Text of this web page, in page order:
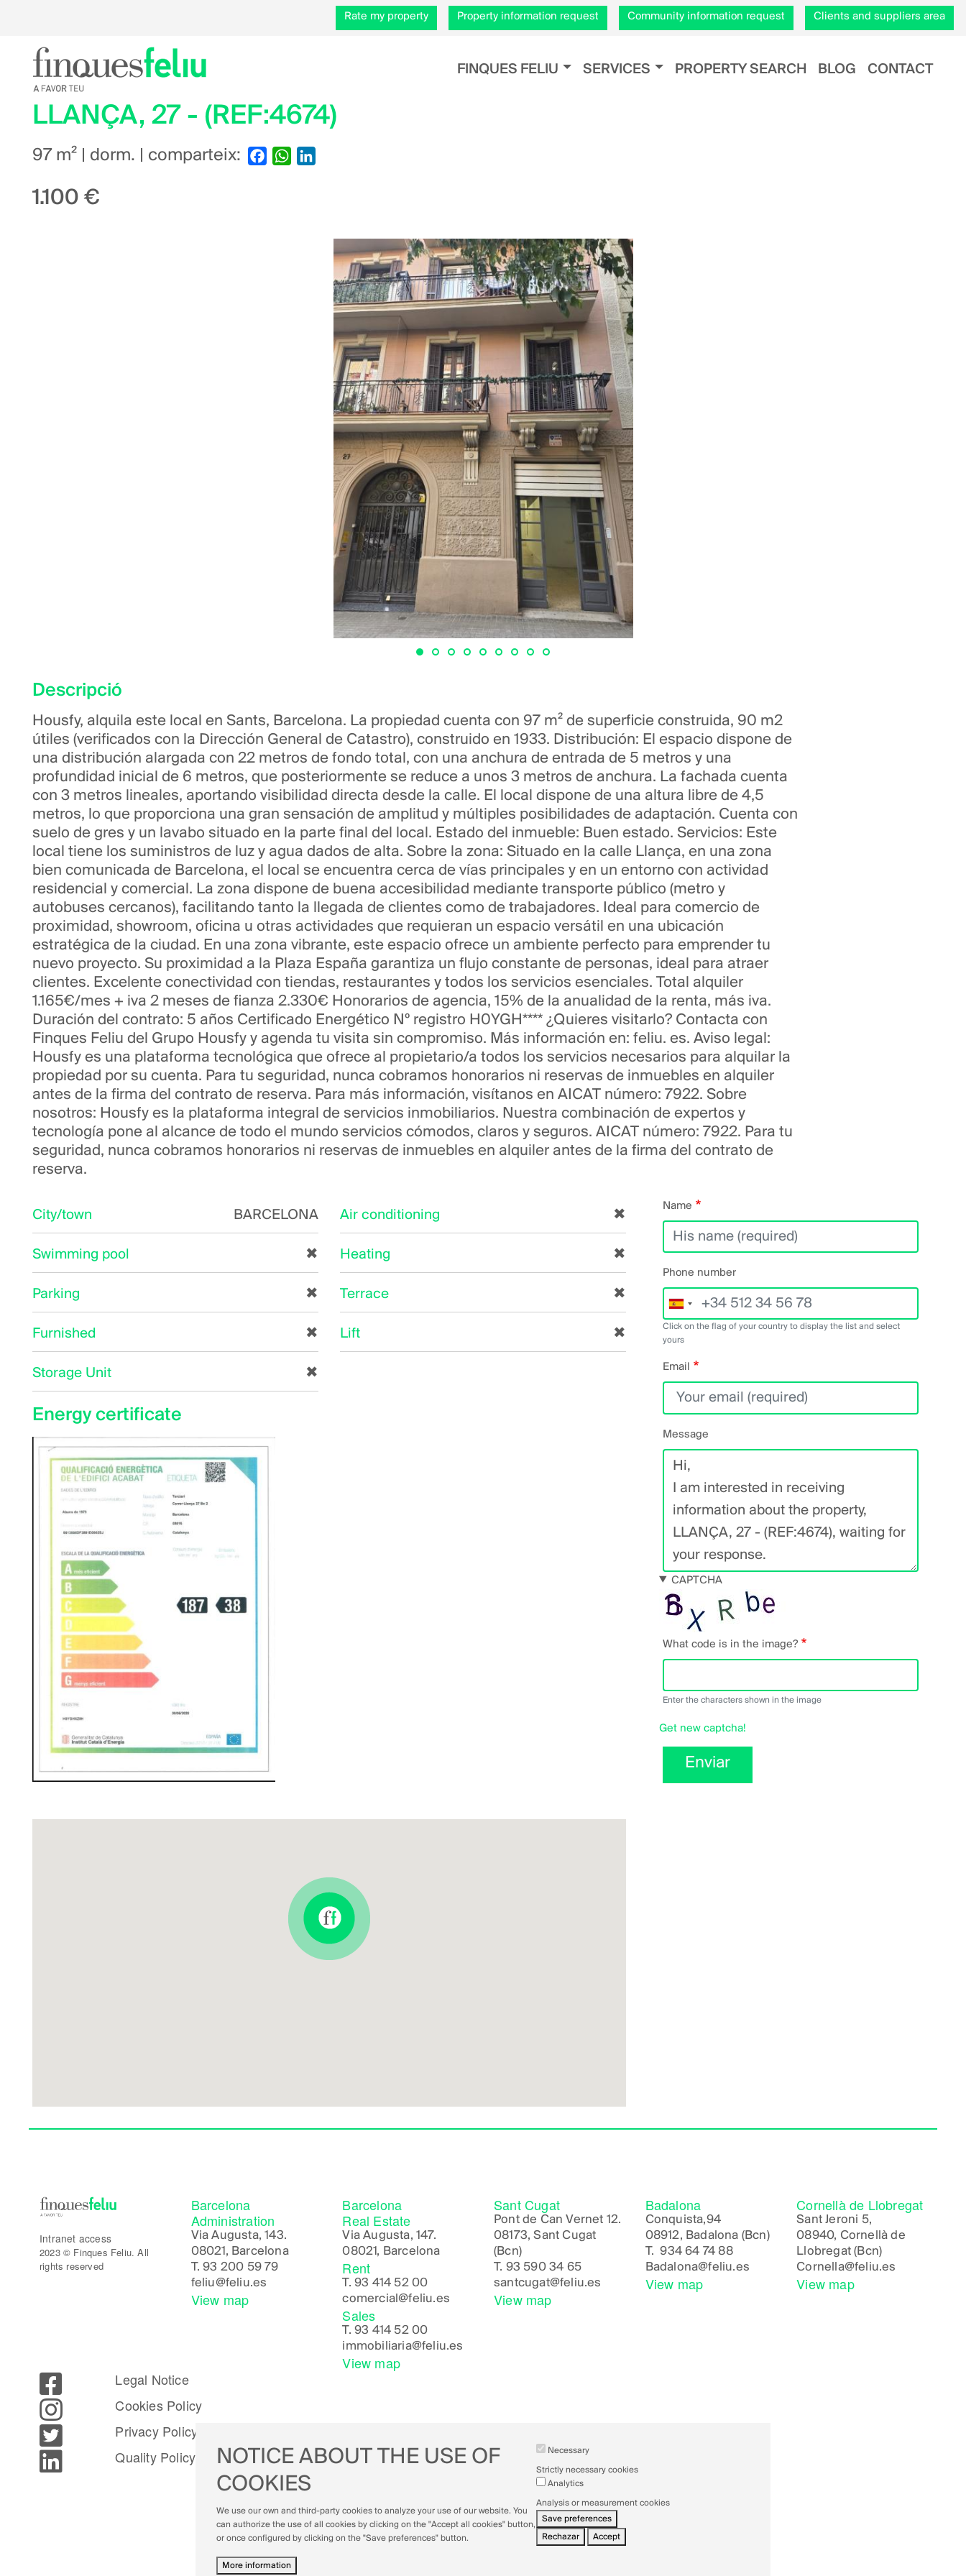
Skip
to
content
Rate my property Property information request Community information request Clients and suppliers area
Navegación principal
FINQUES FELIU SERVICES PROPERTY SEARCH BLOG CONTACT
LLANÇA, 27 - (REF:4674)
97 m² | dorm. | comparteix: FacebookWhatsApp
1.100 €
Descripció
Housfy, alquila este local en Sants, Barcelona. La propiedad cuenta con 97 m² de superficie construida, 90 m2
útiles (verificados con la Dirección General de Catastro), construido en 1933. Distribución: El espacio dispone de
una distribución alargada con 22 metros de fondo total, con una anchura de entrada de 5 metros y una
profundidad inicial de 6 metros, que posteriormente se reduce a unos 3 metros de anchura. La fachada cuenta
con 3 metros lineales, aportando visibilidad directa desde la calle. El local dispone de una altura libre de 4,5
metros, lo que proporciona una gran sensación de amplitud y múltiples posibilidades de adaptación. Cuenta con
suelo de gres y un lavabo situado en la parte final del local. Estado del inmueble: Buen estado. Servicios: Este
local tiene los suministros de luz y agua dados de alta. Sobre la zona: Situado en la calle Llança, en una zona
bien comunicada de Barcelona, el local se encuentra cerca de vías principales y en un entorno con actividad
residencial y comercial. La zona dispone de buena accesibilidad mediante transporte público (metro y
autobuses cercanos), facilitando tanto la llegada de clientes como de trabajadores. Ideal para comercio de
proximidad, showroom, oficina u otras actividades que requieran un espacio versátil en una ubicación
estratégica de la ciudad. En una zona vibrante, este espacio ofrece un ambiente perfecto para emprender tu
nuevo proyecto. Su proximidad a la Plaza España garantiza un flujo constante de personas, ideal para atraer
clientes. Excelente conectividad con tiendas, restaurantes y todos los servicios esenciales. Total alquiler
1.165€/mes + iva 2 meses de fianza 2.330€ Honorarios de agencia, 15% de la anualidad de la renta, más iva.
Duración del contrato: 5 años Certificado Energético Nº registro H0YGH**** ¿Quieres visitarlo? Contacta con
Finques Feliu del Grupo Housfy y agenda tu visita sin compromiso. Más información en: feliu. es. Aviso legal:
Housfy es una plataforma tecnológica que ofrece al propietario/a todos los servicios necesarios para alquilar la
propiedad por su cuenta. Para tu seguridad, nunca cobramos honorarios ni reservas de inmuebles en alquiler
antes de la firma del contrato de reserva. Para más información, visítanos en AICAT número: 7922. Sobre
nosotros: Housfy es la plataforma integral de servicios inmobiliarios. Nuestra combinación de expertos y
tecnología pone al alcance de todo el mundo servicios cómodos, claros y seguros. AICAT número: 7922. Para tu
seguridad, nunca cobramos honorarios ni reservas de inmuebles en alquiler antes de la firma del contrato de
reserva.
City/town BARCELONA
Swimming pool ✖
Parking ✖
Furnished ✖
Storage Unit ✖
Energy certificate
Air conditioning ✖
Heating ✖
Terrace ✖
Lift ✖
Name
Phone number
Click on the flag of your country to display the list and select
yours
Email
Message
CAPTCHA
What code is in the image?
Enter the characters shown in the image
Get new captcha!
Enviar
Intranet access
2023 © Finques Feliu. All
rights reserved
Barcelona
Administration
Via Augusta, 143.
08021, Barcelona
T.93 200 59 79
feliu@feliu.es
View map
Barcelona
Real Estate
Via Augusta, 147.
08021, Barcelona
Rent
T. 93 414 52 00
comercial@feliu.es
Sales
T. 93 414 52 00
immobiliaria@feliu.es
View map
Sant Cugat
Pont de Can Vernet 12.
08173, Sant Cugat
(Bcn)
T. 93 590 34 65
santcugat@feliu.es
View map
Badalona
Conquista,94
08912, Badalona (Bcn)
T.934 64 74 88
Badalona@feliu.es
View map
Cornellà de Llobregat
Sant Jeroni 5,
08940, Cornellà de
Llobregat (Bcn)
Cornella@feliu.es
View map
Legal Notice
Cookies Policy
Privacy Policy
Quality Policy
NOTICE ABOUT THE USE OF
COOKIES
We use our own and third-party cookies to analyze your use of our website. You
can authorize the use of all cookies by clicking on the "Accept all cookies" button,
or once configured by clicking on the "Save preferences" button.
More information
Necessary
Strictly necessary cookies
Analytics
Analysis or measurement cookies
Save preferences
Rechazar
Accept